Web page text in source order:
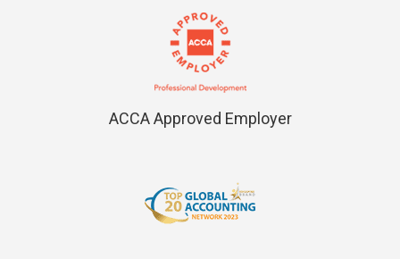
ACCA Approved Employer